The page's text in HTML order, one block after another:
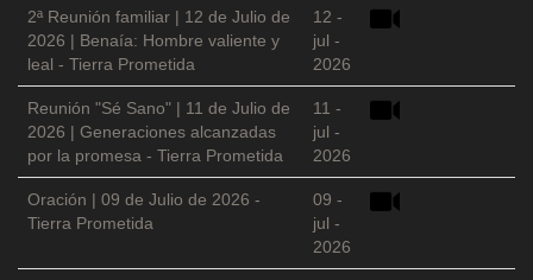
2ª Reunión familiar | 12 de Julio de
2026 | Benaía: Hombre valiente y
leal - Tierra Prometida
12 -
jul -
2026
Reunión "Sé Sano" | 11 de Julio de
2026 | Generaciones alcanzadas
por la promesa - Tierra Prometida
11 -
jul -
2026
Oración | 09 de Julio de 2026 -
Tierra Prometida
09 -
jul -
2026